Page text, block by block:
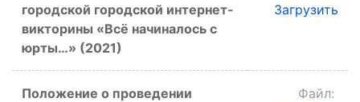
городской городской интернет-
викторины «Всё начиналось с
юрты…» (2021)
Загрузить
Положение о проведении
Файл: